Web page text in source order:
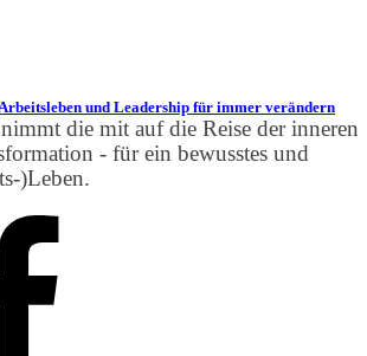
und Leadership für immer verändern
die mit auf die Reise der inneren
- für ein bewusstes und
)Leben.